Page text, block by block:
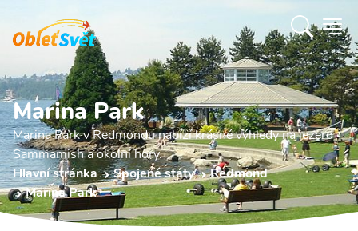
Marina Park
Marina Park v Redmondu nabízí krásné výhledy na jezero
Sammamish a okolní hory.
Hlavní stránka
Spojené státy
Redmond
Marina Park